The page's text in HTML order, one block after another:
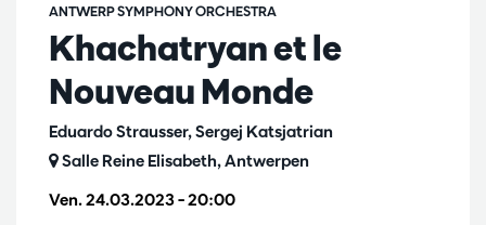
Khachatryan et le
Nouveau Monde
Eduardo Strausser, Sergej Katsjatrian
ANTWERP SYMPHONY ORCHESTRA
Ven. 24.03.2023– 20:00
Salle Reine Elisabeth, Antwerpen